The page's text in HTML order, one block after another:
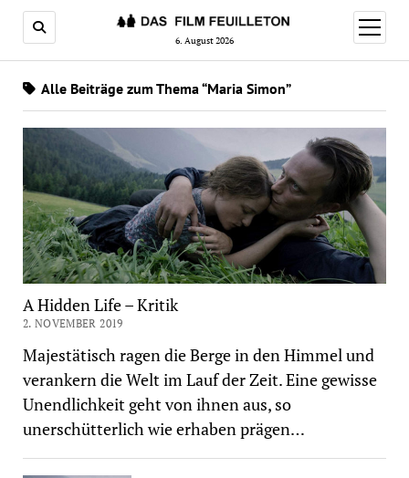
6. August 2026
Menü
öffnen
Alle Beiträge zum Thema “Maria Simon”
A Hidden Life – Kritik
2. NOVEMBER 2019
Majestätisch ragen die Berge in den Himmel und
verankern die Welt im Lauf der Zeit. Eine gewisse
Unendlichkeit geht von ihnen aus, so
unerschütterlich wie erhaben prägen…